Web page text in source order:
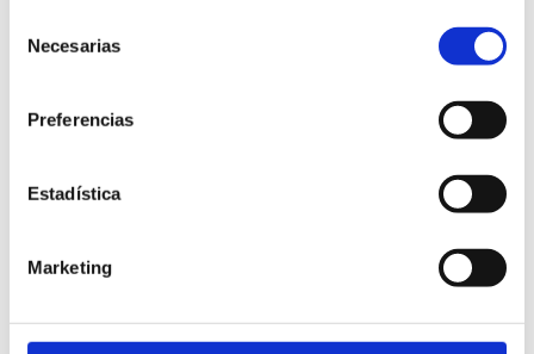
Necesarias
Preferencias
Estadística
Marketing
965783656
cultura@ayto-denia.es